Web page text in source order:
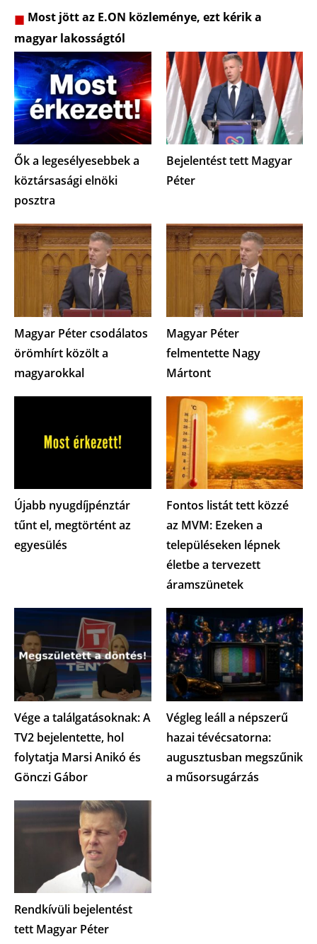
Most jött az E.ON közleménye, ezt kérik a
magyar lakosságtól
Ők a legesélyesebbek a
köztársasági elnöki
posztra
Bejelentést tett Magyar
Péter
Magyar Péter csodálatos
örömhírt közölt a
magyarokkal
Magyar Péter
felmentette Nagy
Mártont
Újabb nyugdíjpénztár
tűnt el, megtörtént az
egyesülés
Fontos listát tett közzé
az MVM: Ezeken a
településeken lépnek
életbe a tervezett
áramszünetek
Vége a találgatásoknak: A
TV2 bejelentette, hol
folytatja Marsi Anikó és
Gönczi Gábor
Végleg leáll a népszerű
hazai tévécsatorna:
augusztusban megszűnik
a műsorsugárzás
Rendkívüli bejelentést
tett Magyar Péter